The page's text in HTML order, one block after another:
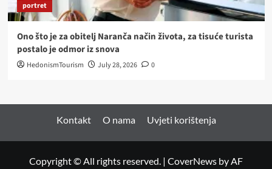
portret
Ono što je za obitelj Naranča način života, za tisuće turista
postalo je odmor iz snova
HedonismTourism July 28, 2026 0
Kontakt O nama Uvjeti korištenja
Copyright © All rights reserved. | CoverNews by AF